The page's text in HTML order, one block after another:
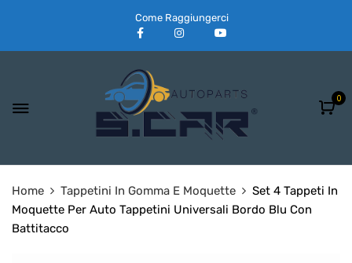
Come Raggiungerci
0
Home Tappetini In Gomma E Moquette
Set 4 Tappeti In
Moquette Per Auto Tappetini Universali Bordo Blu Con
Battitacco